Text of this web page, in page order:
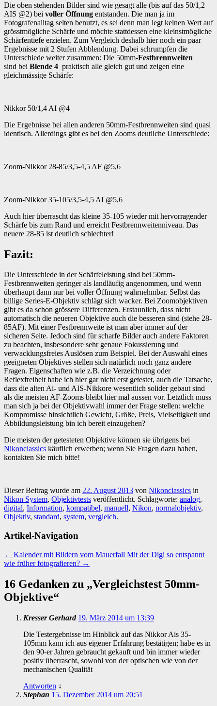
Die oben stehenden Bilder sind wie gesagt alle (bis auf das 50/1,2
AIS @2) bei voller Öffnung entstanden. Die man ja im
Fotografenalltag selten benutzt, es sei denn man legt keinen Wert auf
grösstmögliche Schärfe und möchte stattdessen eine kleinstmögliche
Schärfentiefe erzielen. Zum Vergleich deshalb hier noch ein paar
Ergebnisse mit 2 Stufen Abblendung. Dabei schrumpfen die
Unterschiede weiter zusammen: Die 50mm-Festbrennweiten
sind bei Blende 4 praktisch alle gleich gut und zeigen eine
gleichmässige Schärfe:
Nikkor 50/1,4 AI @4
Die Ergebnisse bei allen anderen 50mm-Festbrennweiten sind quasi
identisch. Allerdings gibt es bei den Zooms deutliche Unterschiede:
Zoom-Nikkor 28-85/3,5-4,5 AF @5,6
Zoom-Nikkor 35-105/3,5-4,5 AI @5,6
Auch hier überrascht das kleine 35-105 wieder mit hervorragender
Schärfe bis zum Rand und erreicht Festbrennweitenniveau. Das
neuere 28-85 ist deutlich schlechter!
Fazit:
Die Unterschiede in der Schärfeleistung sind bei 50mm-
Festbrennweiten geringer als landläufig angenommen, und wenn
überhaupt dann nur bei voller Öffnung wahrnehmbar. Selbst das
billige Series-E-Objektiv schlägt sich wacker. Bei Zoomobjektiven
gibt es da schon grössere Differenzen. Erstaunlich, dass nicht
automatisch die neueren Objektive auch die besseren sind (siehe 28-
85AF). Mit einer Festbrennweite ist man aber immer auf der
sicheren Seite. Jedoch sind für scharfe Bilder auch andere Faktoren
zu beachten, insbesondere sehr genaue Fokussierung und
verwacklungsfreies Auslösen zum Beispiel. Bei der Auswahl eines
geeigneten Objektives stellen sich natürlich noch ganz andere
Fragen. Eigenschaften wie z.B. die Verzeichnung oder
Reflexfreiheit habe ich hier gar nicht erst getestet, auch die Tatsache,
dass die alten Ai- und AIS-Nikkore wesentlich solider gebaut sind
als die meisten AF-Zooms bleibt hier mal aussen vor. Letztlich muss
man sich ja bei der Objektivwahl immer der Frage stellen: welche
Kompromisse hinsichtlich Gewicht, Größe, Preis, Vielseitigkeit und
Abbildungsleistung bin ich bereit einzugehen?
Die meisten der getesteten Objektive können sie übrigens bei
Nikonclassics käuflich erwerben; wenn Sie Fragen dazu haben,
kontakten Sie mich bitte!
Dieser Beitrag wurde am 22. August 2013 von Nikonclassics in
Nikon System, Objektivtests veröffentlicht. Schlagworte: analog,
digital, Information, kompatibel, manuell, Nikon, normalobjektiv,
Objektiv, standard, system, vergleich.
Artikel-Navigation
← Kalender mit Bildern vom Mauerfall Mit der Digi so entspannt
wie früher fotografieren? →
16 Gedanken zu „Vergleichstest 50mm-
Objektive“
Kresser Gerhard 19. März 2014 um 13:39
Die Testergebnisse im Hinblick auf das Nikkor Ais 35-
105mm kann ich aus eigener Erfahrung bestätigen; habe es in
den 90-er Jahren gebraucht gekauft und bin immer wieder
positiv überrascht, sowohl von der optischen wie von der
mechanischen Qualität
Antworten ↓
Stephan 15. Dezember 2014 um 20:51